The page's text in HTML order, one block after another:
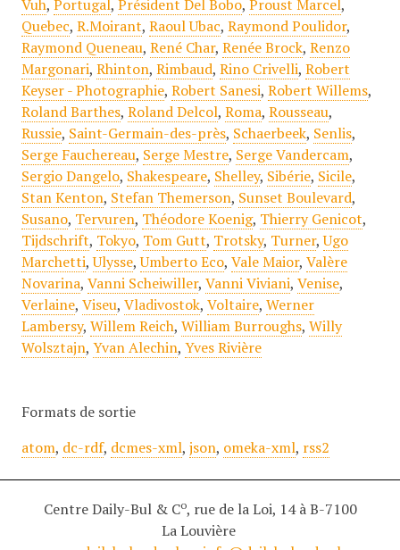
Vuh, Portugal, Président Del Bobo, Proust Marcel,
Quebec, R.Moirant, Raoul Ubac, Raymond Poulidor,
Raymond Queneau, René Char, Renée Brock, Renzo
Margonari, Rhinton, Rimbaud, Rino Crivelli, Robert
Keyser - Photographie, Robert Sanesi, Robert Willems,
Roland Barthes, Roland Delcol, Roma, Rousseau,
Russie, Saint-Germain-des-près, Schaerbeek, Senlis,
Serge Fauchereau, Serge Mestre, Serge Vandercam,
Sergio Dangelo, Shakespeare, Shelley, Sibérie, Sicile,
Stan Kenton, Stefan Themerson, Sunset Boulevard,
Susano, Tervuren, Théodore Koenig, Thierry Genicot,
Tijdschrift, Tokyo, Tom Gutt, Trotsky, Turner,Ugo
Marchetti,Ulysse,Umberto Eco, Vale Maior, Valère
Novarina, Vanni Scheiwiller, Vanni Viviani, Venise,
Verlaine, Viseu, Vladivostok, Voltaire, Werner
Lambersy, Willem Reich, William Burroughs, Willy
Wolsztajn, Yvan Alechin, Yves Rivière
Formats de sortie
atom, dc-rdf, dcmes-xml, json, omeka-xml, rss2
Centre Daily-Bul & Co, rue de la Loi, 14 à B-7100
La Louvière